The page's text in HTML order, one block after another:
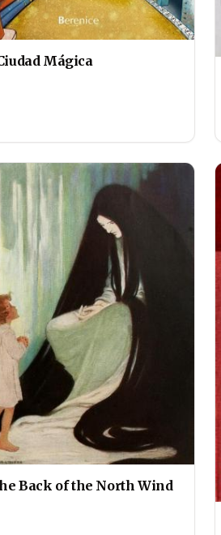
Mágica
Back of the North Wind